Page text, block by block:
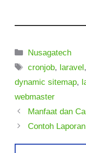
Kategori
Nusagatech
Tag
cronjob, laravel,
dynamic sitemap,
webmaster
Manfaat dan
Contoh